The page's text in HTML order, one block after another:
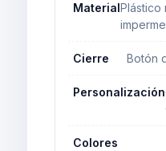
MaterialPlástico
Cierre Botón
Personalización
Colores